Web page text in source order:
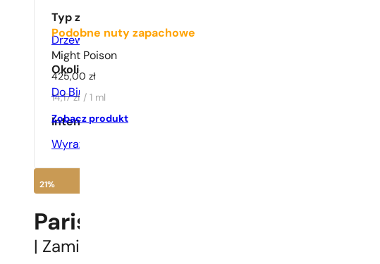
Podobne nuty zapachowe
Might Poison
425,00 zł
14,17 zł / 1 ml
Zobacz produkt
Typ zapachu
Drzewny
, Orientalny , Piżmowy
Okoliczność
Do Biura
Na Co Dzień
Intensywność
Wyraźne
21%
Paris Perfumes N° 638 -
| Zamiennik